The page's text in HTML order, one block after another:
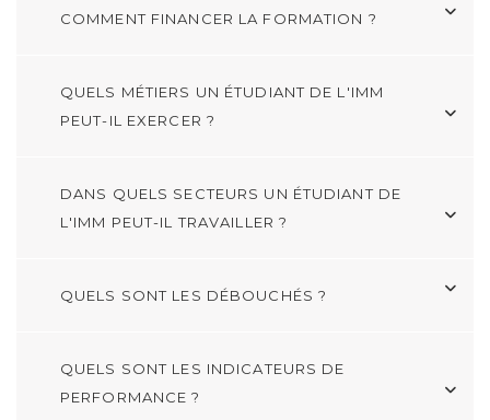
COMMENT FINANCER LA FORMATION ?
QUELS MÉTIERS UN ÉTUDIANT DE L'IMM
PEUT-IL EXERCER ?
DANS QUELS SECTEURS UN ÉTUDIANT DE
L'IMM PEUT-IL TRAVAILLER ?
QUELS SONT LES DÉBOUCHÉS ?
QUELS SONT LES INDICATEURS DE
PERFORMANCE ?